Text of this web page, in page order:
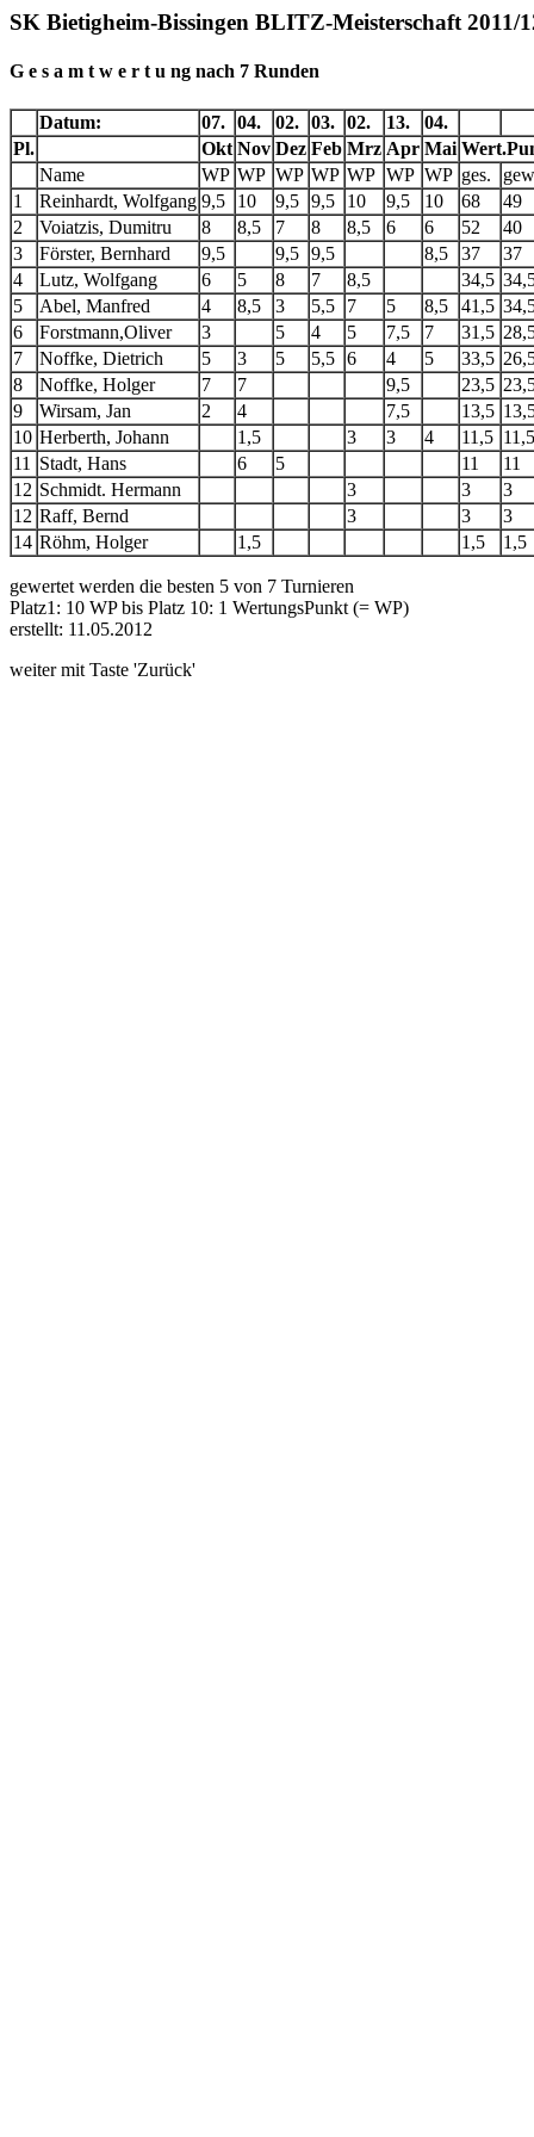
SK Bietigheim-Bissingen BLITZ-Meisterschaft 2011/
G e s a m t w e r t u ng nach 7 Runden
Datum: 07. 04. 02. 03. 02. 13.
04.
Pl.
Okt Nov Dez Feb Mrz Apr Mai
Name
WP WP WP WP WP WP WP ges.
1
Reinhardt, Wolfgang 9,5 10 9,5 9,5 10 9,5 10 68
49
2
Voiatzis, Dumitru 8 8,5 7 8 8,5 6 6 52
40
3
Förster, Bernhard 9,5 9,5 9,5 8,5 37
37
4
Lutz, Wolfgang 6 5 8 7 8,5 34,5
5
Abel, Manfred 4 8,5 3 5,5 7 5 8,5 41,5
6
Forstmann,Oliver 3 5 4 5 7,5 7 31,5
7
Noffke, Dietrich 5 3 5 5,5 6 4 5 33,5
8
Noffke, Holger 7 7 9,5 23,5
9
Wirsam, Jan 2 4 7,5 13,5
10 Herberth, Johann 1,5 3 3 4 11,5 11,5
11
Stadt, Hans 6 5 11
11
12 Schmidt. Hermann 3 3
3
12 Raff, Bernd 3 3
3
14 Röhm, Holger 1,5 1,5 1,5
gewertet werden die besten 5 von 7 Turnieren
Platz1: 10 WP bis Platz 10: 1 WertungsPunkt (= WP)
erstellt: 11.05.2012
weiter mit Taste 'Zurück'